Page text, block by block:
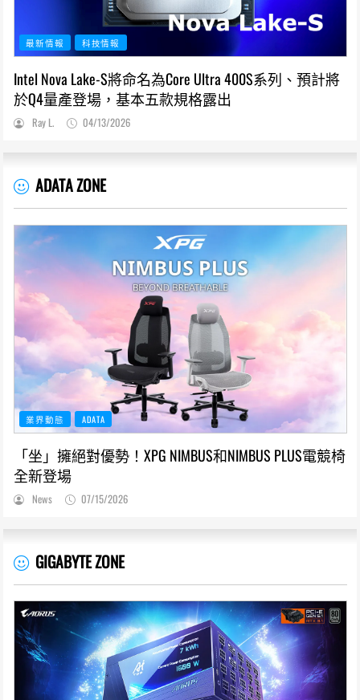
最新情報 科技情報
Intel Nova Lake-S將命名為Core Ultra 400S系列、預計將
於Q4量產登場，基本五款規格露出
Ray L. 04/13/2026
ADATA ZONE
業界動態 ADATA
「坐」擁絕對優勢！XPG NIMBUS和NIMBUS PLUS電競椅
全新登場
News 07/15/2026
GIGABYTE ZONE